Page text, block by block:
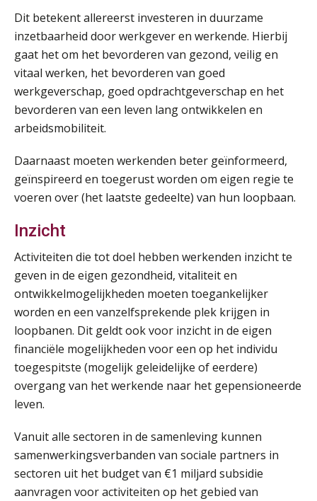
Dit betekent allereerst investeren in duurzame
inzetbaarheid door werkgever en werkende. Hierbij
gaat het om het bevorderen van gezond, veilig en
vitaal werken, het bevorderen van goed
werkgeverschap, goed opdrachtgeverschap en het
bevorderen van een leven lang ontwikkelen en
arbeidsmobiliteit.
Daarnaast moeten werkenden beter geïnformeerd,
geïnspireerd en toegerust worden om eigen regie te
voeren over (het laatste gedeelte) van hun loopbaan.
Inzicht
Activiteiten die tot doel hebben werkenden inzicht te
geven in de eigen gezondheid, vitaliteit en
ontwikkelmogelijkheden moeten toegankelijker
worden en een vanzelfsprekende plek krijgen in
loopbanen. Dit geldt ook voor inzicht in de eigen
financiële mogelijkheden voor een op het individu
toegespitste (mogelijk geleidelijke of eerdere)
overgang van het werkende naar het gepensioneerde
leven.
Vanuit alle sectoren in de samenleving kunnen
samenwerkingsverbanden van sociale partners in
sectoren uit het budget van €1 miljard subsidie
aanvragen voor activiteiten op het gebied van